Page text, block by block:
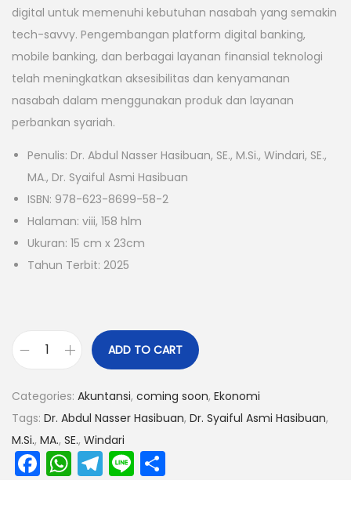
digital untuk memenuhi kebutuhan nasabah yang semakin
tech-savvy. Pengembangan platform digital banking,
mobile banking, dan berbagai layanan finansial teknologi
telah meningkatkan aksesibilitas dan kenyamanan
nasabah dalam menggunakan produk dan layanan
perbankan syariah.
Penulis: Dr. Abdul Nasser Hasibuan, SE., M.Si., Windari, SE.,
MA., Dr. Syaiful Asmi Hasibuan
ISBN: 978-623-8699-58-2
Halaman: viii, 158 hlm
Ukuran: 15 cm x 23cm
Tahun Terbit: 2025
ADD TO CART
Categories: Akuntansi, coming soon, Ekonomi
Tags: Dr. Abdul Nasser Hasibuan, Dr. Syaiful Asmi Hasibuan,
M.Si., MA., SE., Windari
F W T Li